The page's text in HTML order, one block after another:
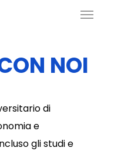
Menu
NOI
di
e
gli studi e